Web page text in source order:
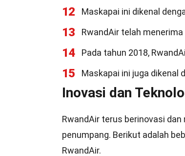
12 Maskapai ini dikenal
13 RwandAir telah
14 Pada tahun 2018,
15 Maskapai ini juga dikenal
Inovasi dan
RwandAir terus berinovasi
penumpang. Berikut adalah
RwandAir.